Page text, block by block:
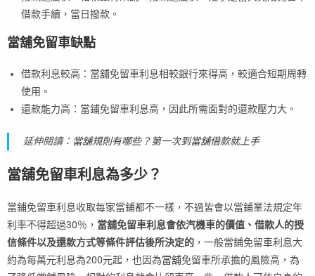
借款手續，當日撥款。
當舖免留車缺點
借款利息較高：當舖免留車利息相較銀行來得高，較適合短期周轉
使用。
還款能力高：當鋪免留車利息高，因此所需面對的還款壓力大。
延伸閱讀： 當舖規則有哪些？第一次到當舖借款就上手
當舖免留車利息為多少？
當鋪免留車利息收取每家當鋪都不一樣，不過皆會以當鋪業法規定年
利率不得超過30％， 當舖免留車利息會依汽機車的價值、借款人的授
信條件以及還款方式等條件評估後所決定的 ，一般當鋪免留車利息大
約為每萬元利息為200元起，也因為當舖免留車所承擔的風險高，為